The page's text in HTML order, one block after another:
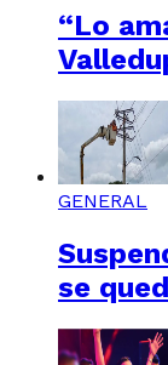
“Lo
GENERAL
se